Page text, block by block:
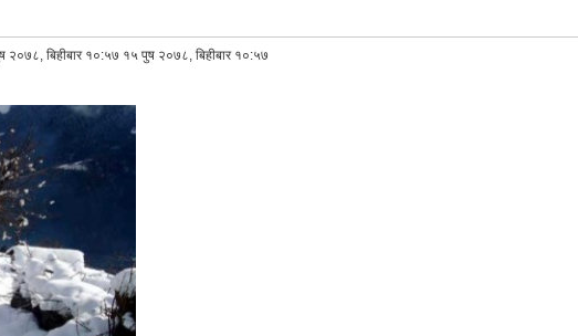
२०७८, बिहीबार १०:५७ १५ पुष २०७८, बिहीबार १०:५७